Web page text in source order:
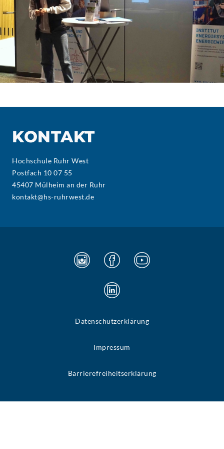
KONTAKT
Hochschule Ruhr West
Postfach 10 07 55
45407 Mülheim an der Ruhr
kontakt@hs-ruhrwest.de
Datenschutzerklärung
Impressum
Barrierefreiheitserklärung